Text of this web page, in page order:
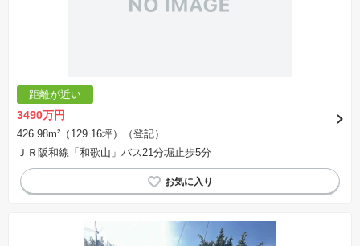
距離が近い
3490万円
426.98m²（129.16坪）（登記）
ＪＲ阪和線「和歌山」バス21分堀止歩5分